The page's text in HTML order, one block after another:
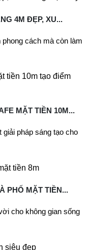
4M ĐẸP, XU...
phong cách mà còn làm
MẶT TIỀN 10M...
pháp sáng tạo cho
PHỐ MẶT TIỀN...
cho không gian sống